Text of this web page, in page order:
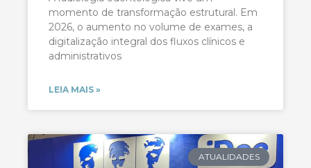
momento de transformação estrutural. Em
2026, o aumento no volume de exames, a
digitalização integral dos fluxos clínicos e
administrativos
LEIA MAIS »
ATUALIDADES